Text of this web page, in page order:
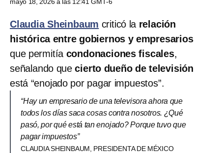
Claudia Sheinbaum criticó la relación
histórica entre gobiernos y empresarios
que permitía condonaciones fiscales,
señalando quecierto dueño de televisión
está “enojado por pagar impuestos”.
“Hay un empresario de una televisora ahora que
todos los días saca cosas contra nosotros. ¿Qué
pasó, por qué está tan enojado? Porque tuvo que
pagar impuestos”
CLAUDIA SHEINBAUM, PRESIDENTA DE MÉXICO